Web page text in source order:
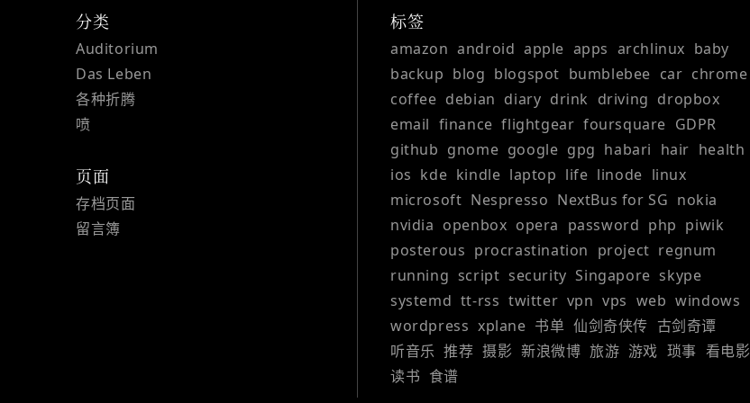
分类
Auditorium
Das Leben
各种折腾
喷
页面
存档页面
留言簿
标签
amazon android apple apps archlinux baby
backup blog blogspot bumblebee car chrome
coffee debian diary drink driving dropbox
email finance flightgear foursquare GDPR
github gnome google gpg habari hair health
ios kde kindle laptop life linode linux
microsoft Nespresso NextBus for SG nokia
nvidia openbox opera password php piwik
posterous procrastination project regnum
running script security Singapore skype
systemd tt-rss twitter vpn vps web windows
wordpress xplane 书单 仙剑奇侠传 古剑奇谭
听音乐 推荐 摄影 新浪微博 旅游 游戏 琐事 看电影
读书 食谱